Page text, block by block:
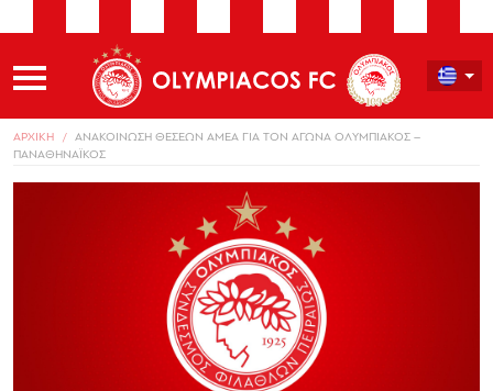
ΑΡΧΙΚΗ
ΑΝΑΚΟΙΝΩΣΗ ΘΕΣΕΩΝ ΑΜΕΑ ΓΙΑ ΤΟΝ ΑΓΩΝΑ ΟΛΥΜΠΙΑΚΟΣ –
ΠΑΝΑΘΗΝΑΪΚΟΣ